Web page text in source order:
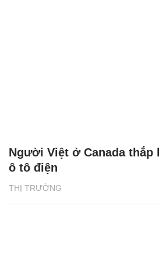
THỊ TRƯỜNG
Người Việt ở Canada
ô tô điện